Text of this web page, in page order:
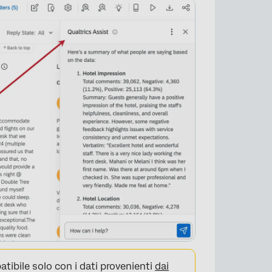
solo con i dati provenientidai